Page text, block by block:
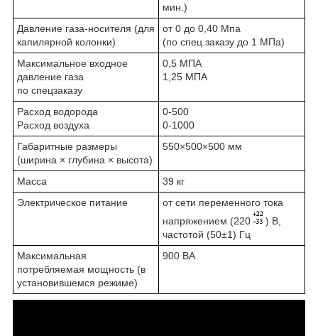
мин.)
Давление газа-носителя (для
капилярной колонки)
от 0 до 0,40 Мпа
(по спец.заказу до 1 МПа)
Максимальное входное
давление газа
по спецзаказу
0,5 МПА
1,25 МПА
Расход водорода
Расход воздуха
0-500
0-1000
Габаритные размеры
(ширина × глубина × высота)
550×500×500 мм
Масса
39 кг
Электрическое питание
от сети переменного тока
напряжением (220
) В,
частотой (50±1) Гц
Максимальная
потребляемая мощность (в
установившемся режиме)
900 ВА